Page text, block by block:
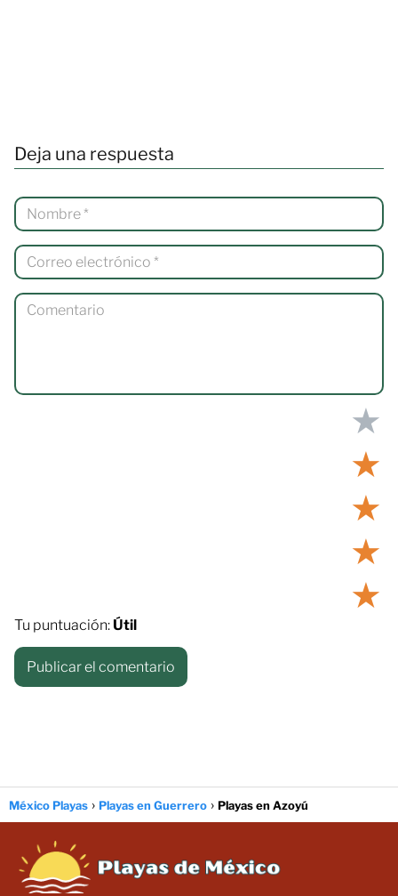
Deja una respuesta
★
★
★
★
★
Tu puntuación: Útil
México Playas Playas en Guerrero Playas en Azoyú